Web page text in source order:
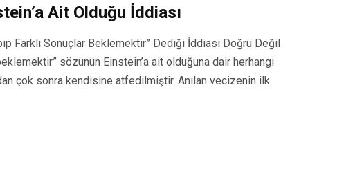
Ait Olduğu İddiası
Farklı Sonuçlar Beklemektir” Dediği İddiası Doğru Değil
sözünün Einstein’a ait olduğuna dair herhangi
çok sonra kendisine atfedilmiştir. Anılan vecizenin ilk